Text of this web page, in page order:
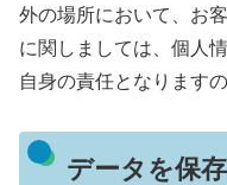
外の場所において、お
に関しましては、個人
自身の責任となります
データを保